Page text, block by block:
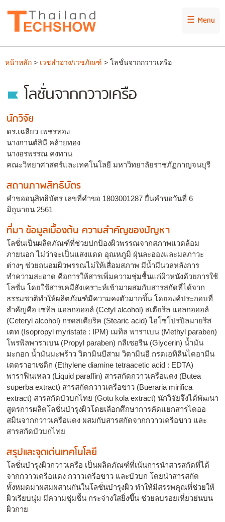
☰ Menu
หน้าหลัก > เวชสำอาง/เวชภัณฑ์ > โลชั่นจากกวาวเครือ
โลชั่นจากกวาวเครือ
นักวิจัย
ดร.เฉลียว เพชรทอง
นางกานต์สินี คล้ายทอง
นางอรพรรณ คงทาน
คณะวิทยาศาสตร์และเทคโนโลยี มหาวิทยาลัยราชภัฏกาญจนบุรี
สถานภาพสิทธิบัตร
คำขออนุสิทธิบัตร เลขที่คำขอ 1803001287 ยื่นคำขอวันที่ 6
มิถุนายน 2561
ที่มา ข้อมูลเบื้องต้น ความสำคัญของปัญหา
โลชั่นเป็นผลิตภัณฑ์ที่ช่วยปกป้องผิวพรรณจากสภาพแวดล้อม
ภายนอก ไม่ว่าจะเป็นแสงแดด อุณหภูมิ ฝุ่นละอองและมลภาวะ
ต่างๆ ช่วยถนอมผิวพรรณไม่ให้เสื่อมสภาพ มีน้ำมีนวลหลังการ
ทำความสะอาด คือการให้สารเพิ่มความชุ่มชื้นแก่ผิวหนังด้วยการใช้
โลชั่น โดยใช้สารเคมีสังเคราะห์เข้ามาผสมกับสารสกัดที่ได้จาก
ธรรมชาติทำให้ผลิตภัณฑ์มีความคงตัวมากขึ้น โดยองค์ประกอบที่
สำคัญคือ เซทิล แอลกอฮอล์ (Cetyl alcohol) สเตียริล แอลกอฮอล์
(Ceteryl alcohol) กรดสเตียริค (Stearic acid) ไอโซโปรปิลมายริส
เตท (Isopropyl myristate : IPM) เมทิล พาราเบน (Methyl paraben)
โพรพิลพาราเบน (Propyl paraben) กลีเซอรีน (Glycerin) น้ำมัน
มะกอก น้ำมันมะพร้าว วิตามินบีสาม วิตามินอี กรดเอทิลีนไดอามีน
เตตราอาเซติก (Ethylene diamine tetraacetic acid : EDTA)
พาราฟินเหลว (Liquid paraffin) สารสกัดกวาวเครือแดง (Butea
superba extract) สารสกัดกวาวเครือขาว (Bueraria mirifica
extract) สารสกัดบัวบกไทย (Gotu kola extract) นักวิจัยจึงได้พัฒนา
สูตรการผลิตโลชั่นบำรุงผิวโดยเลือกศึกษาการคัดแยกสารไดออ
สมินจากกวาวเครือแดง ผสมกับสารสกัดจากกวาวเครือขาว และ
สารสกัดบัวบกไทย
สรุปและจุดเด่นเทคโนโลยี
โลชั่นบำรุงผิวกวาวเครือ เป็นผลิตภัณฑ์ที่เน้นการนำสารสกัดที่ได้
จากกวาวเครือแดง กวาวเครือขาว และบัวบก โดยนำสารสกัด
ทั้งหมดมาผสมผสานกันในโลชั่นบำรุงผิว ทำให้มีสรรพคุณที่ช่วยให้
ผิวเรียบนุ่ม มีความชุ่มชื้น กระจ่างใสยิ่งขึ้น ช่วยลบรอยเหี่ยวย่นบน
ผิวกาย